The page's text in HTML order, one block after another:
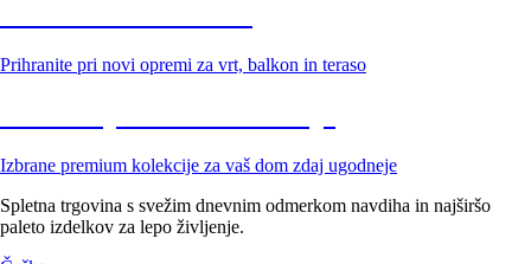
Prihranite pri novi opremi za vrt, balkon in teraso
Izbrane premium kolekcije za vaš dom zdaj ugodneje
Spletna trgovina s svežim dnevnim odmerkom navdiha in najširšo
paleto izdelkov za lepo življenje.